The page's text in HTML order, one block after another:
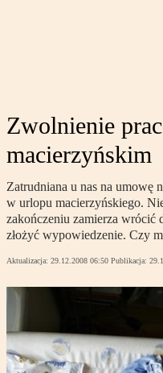
Zwolnienie
macierzyńskim
Zatrudniana u nas na umowę
w urlopu macierzyńskiego.
zakończeniu zamierza wrócić
złożyć wypowiedzenie. Czy
Aktualizacja: 29.12.2008 06:50 Publikacja: